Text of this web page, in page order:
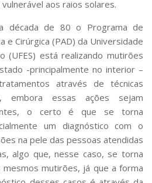
aos raios solares.
década de 80 o Programa de
e Cirúrgica (PAD) da Universidade
(UFES) está realizando mutirões
-principalmente no interior –
através de técnicas
embora essas ações sejam
o certo é que se torna
um diagnóstico com o
na pele das pessoas atendidas
algo que, nesse caso, se torna
mutirões, já que a forma